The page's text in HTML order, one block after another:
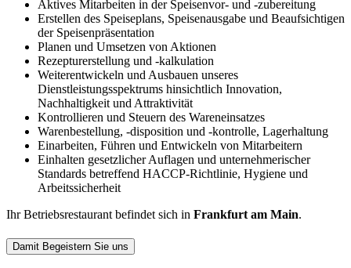
Aktives Mitarbeiten in der Speisenvor- und -zubereitung
Erstellen des Speiseplans, Speisenausgabe und Beaufsichtigen
der Speisenpräsentation
Planen und Umsetzen von Aktionen
Rezepturerstellung und -kalkulation
Weiterentwickeln und Ausbauen unseres
Dienstleistungsspektrums hinsichtlich Innovation,
Nachhaltigkeit und Attraktivität
Kontrollieren und Steuern des Wareneinsatzes
Warenbestellung, -disposition und -kontrolle, Lagerhaltung
Einarbeiten, Führen und Entwickeln von Mitarbeitern
Einhalten gesetzlicher Auflagen und unternehmerischer
Standards betreffend HACCP-Richtlinie, Hygiene und
Arbeitssicherheit
Ihr Betriebsrestaurant befindet sich in Frankfurt am Main.
Damit Begeistern Sie uns